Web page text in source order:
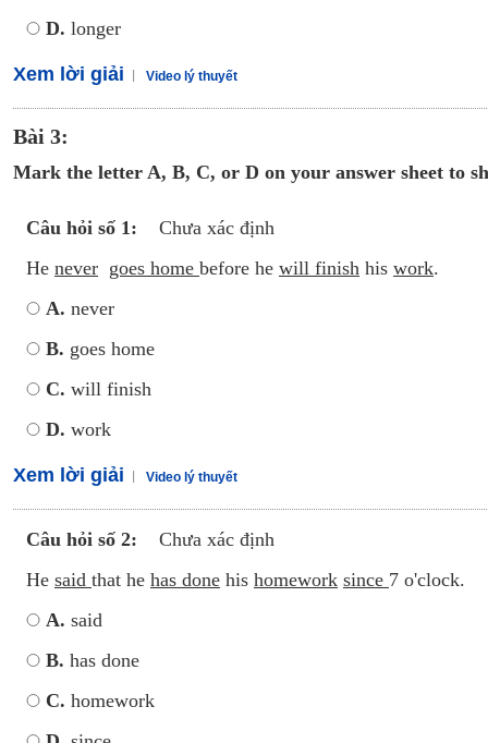
D. longer
Xem lời giải Video lý thuyết
Bài 3:
Mark the letter A, B, C, or D on your answer sheet to
Câu hỏi số 1:
Chưa xác định
He never goes home before he will finish his work.
A. never
B. goes home
C. will finish
D. work
Xem lời giải Video lý thuyết
Câu hỏi số 2:
Chưa xác định
He said that he has done his homework since 7 o'clock.
A. said
B. has done
C. homework